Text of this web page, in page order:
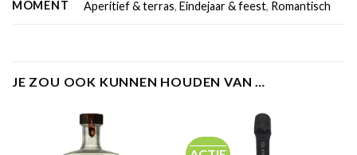
MOMENT Aperitief & terras,Eindejaar & feest, Romantisch
JE ZOU OOK KUNNEN HOUDEN VAN …